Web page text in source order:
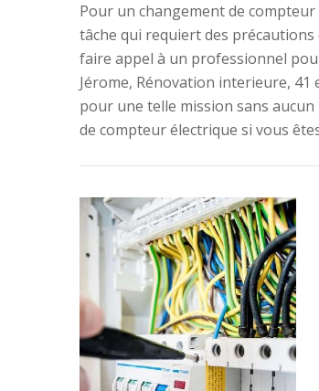
Pour un changement de
tâche qui requiert des précautions
faire appel à un professionnel
Jérome, Rénovation interieure,
pour une telle mission sans
de compteur électrique si vous